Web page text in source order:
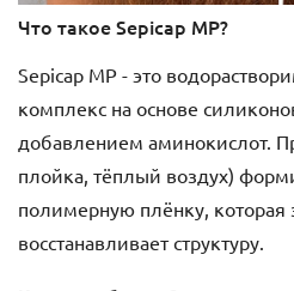
Что такое Sepicap MP?
Sepicap MP - это
комплекс на основе
добавлением аминокислот.
плойка, тёплый воздух)
полимерную плёнку, которая
восстанавливает структуру.